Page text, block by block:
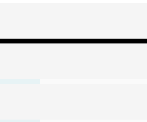
Diners
の場合、著しく商品に欠陥